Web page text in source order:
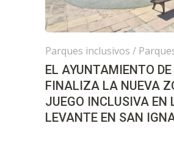
Parques inclusivos /
EL AYUNTAMIENTO
FINALIZA LA NUEVA
JUEGO INCLUSIVA EN
LEVANTE EN SAN